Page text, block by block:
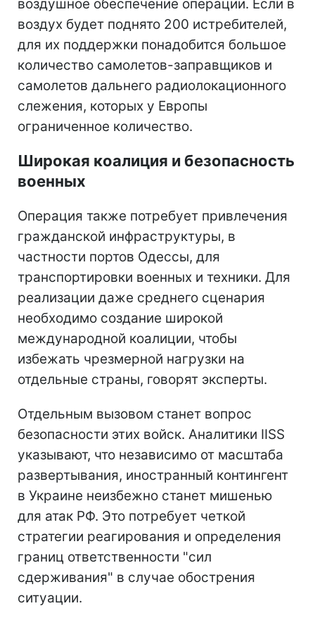
воздушное обеспечение операции. Если в
воздух будет поднято 200 истребителей,
для их поддержки понадобится большое
количество самолетов-заправщиков и
самолетов дальнего радиолокационного
слежения, которых у Европы
ограниченное количество.
Широкая коалиция и безопасность
военных
Операция также потребует привлечения
гражданской инфраструктуры, в
частности портов Одессы, для
транспортировки военных и техники. Для
реализации даже среднего сценария
необходимо создание широкой
международной коалиции, чтобы
избежать чрезмерной нагрузки на
отдельные страны, говорят эксперты.
Отдельным вызовом станет вопрос
безопасности этих войск. Аналитики IISS
указывают, что независимо от масштаба
развертывания, иностранный контингент
в Украине неизбежно станет мишенью
для атак РФ. Это потребует четкой
стратегии реагирования и определения
границ ответственности "сил
сдерживания" в случае обострения
ситуации.